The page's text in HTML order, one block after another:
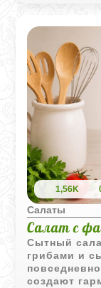
1,56K
Салаты
Салат с
Сытный
грибами и
создают